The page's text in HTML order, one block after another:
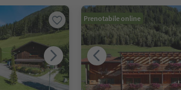
Prenotabile online